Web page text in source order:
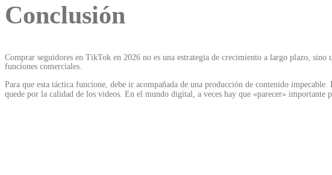
Conclusión
Comprar seguidores en TikTok en 2026 no es una estrategia de crecimiento a largo plazo, sino
funciones comerciales.
Para que esta táctica funcione, debe ir acompañada de una producción de contenido
quede por la calidad de los videos. En el mundo digital, a veces hay que «parecer» importante